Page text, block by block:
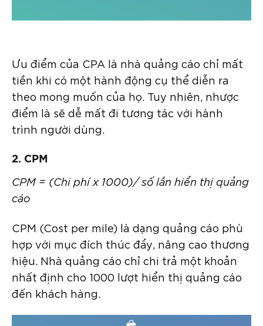
Ưu điểm của CPA là nhà quảng cáo chỉ mất
tiền khi có một hành động cụ thể diễn ra
theo mong muốn của họ. Tuy nhiên, nhược
điểm là sẽ dễ mất đi tương tác với hành
trình người dùng.
2. CPM
CPM = (Chi phí x 1000)/ số lần hiển thị quảng
cáo
CPM (Cost per mile) là dạng quảng cáo phù
hợp với mục đích thúc đẩy, nâng cao thương
hiệu. Nhà quảng cáo chỉ chi trả một khoản
nhất định cho 1000 lượt hiển thị quảng cáo
đến khách hàng.